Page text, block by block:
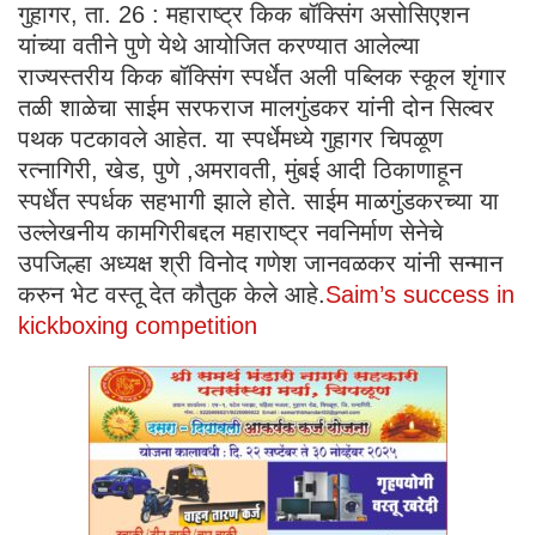
गुहागर, ता. 26 : महाराष्ट्र किक बॉक्सिंग असोसिएशन
यांच्या वतीने पुणे येथे आयोजित करण्यात आलेल्या
राज्यस्तरीय किक बॉक्सिंग स्पर्धेत अली पब्लिक स्कूल शृंगार
तळी शाळेचा साईम सरफराज मालगुंडकर यांनी दोन सिल्वर
पथक पटकावले आहेत. या स्पर्धेमध्ये गुहागर चिपळूण
रत्नागिरी, खेड, पुणे ,अमरावती, मुंबई आदी ठिकाणाहून
स्पर्धेत स्पर्धक सहभागी झाले होते. साईम माळगुंडकरच्या या
उल्लेखनीय कामगिरीबद्दल महाराष्ट्र नवनिर्माण सेनेचे
उपजिल्हा अध्यक्ष श्री विनोद गणेश जानवळकर यांनी सन्मान
करुन भेट वस्तू देत कौतुक केले आहे.Saim’s success in
kickboxing competition